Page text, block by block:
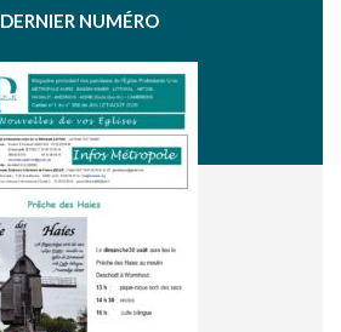
DERNIER NUMÉRO